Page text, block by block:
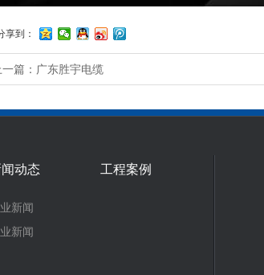
享到：
一篇： 广东胜宇电缆
动态
新闻
新闻
工程案例